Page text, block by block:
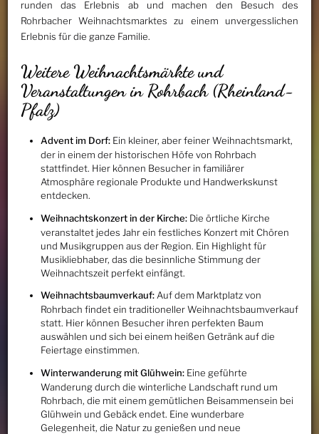
runden das Erlebnis ab und machen den Besuch des
Rohrbacher Weihnachtsmarktes zu einem unvergesslichen
Erlebnis für die ganze Familie.
Weitere Weihnachtsmärkte und
Veranstaltungen in Rohrbach (Rheinland-
Pfalz)
Advent im Dorf:Ein kleiner, aber feiner Weihnachtsmarkt,
der in einem der historischen Höfe von Rohrbach
stattfindet. Hier können Besucher in familiärer
Atmosphäre regionale Produkte und Handwerkskunst
entdecken.
Weihnachtskonzert in der Kirche:Die örtliche Kirche
veranstaltet jedes Jahr ein festliches Konzert mit Chören
und Musikgruppen aus der Region. Ein Highlight für
Musikliebhaber, das die besinnliche Stimmung der
Weihnachtszeit perfekt einfängt.
Weihnachtsbaumverkauf:Auf dem Marktplatz von
Rohrbach findet ein traditioneller Weihnachtsbaumverkauf
statt. Hier können Besucher ihren perfekten Baum
auswählen und sich bei einem heißen Getränk auf die
Feiertage einstimmen.
Winterwanderung mit Glühwein:Eine geführte
Wanderung durch die winterliche Landschaft rund um
Rohrbach, die mit einem gemütlichen Beisammensein bei
Glühwein und Gebäck endet. Eine wunderbare
Gelegenheit, die Natur zu genießen und neue